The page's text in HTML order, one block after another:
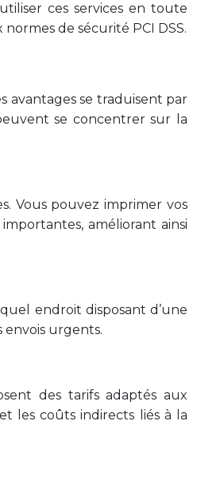
ces services en toute
de sécurité PCI DSS.
avantages se traduisent par
se concentrer sur la
Vous pouvez imprimer vos
améliorant ainsi
endroit disposant d’une
urgents.
des tarifs adaptés aux
les coûts indirects liés à la